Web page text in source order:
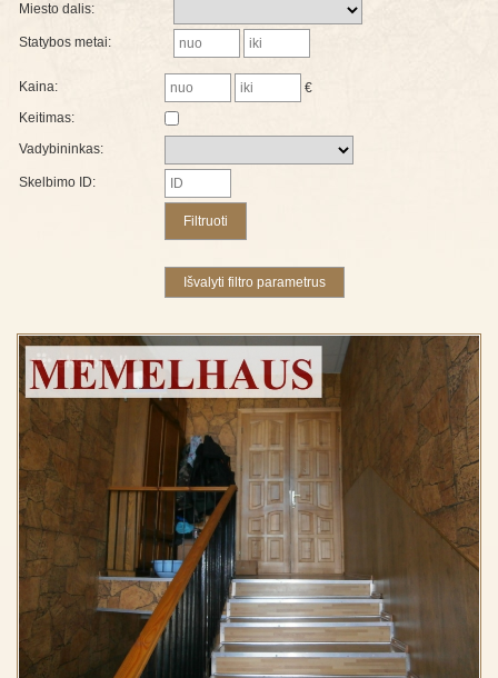
Miesto dalis:
Statybos metai:
Kaina:
€
Keitimas:
Vadybininkas:
Skelbimo ID: